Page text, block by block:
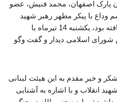
پارک اصفهان، محمد فنیش، عضو
وداع با پیکر مطهر رهبر شهید
انقلاب اسلامی در تهران حضور یافته بود، یکشنبه 14 تیرماه با
اسلامی دیدار و گفت وگو
و خیر مقدم به این هیئت لبنانی
انقلاب و با اشاره به آشنایی